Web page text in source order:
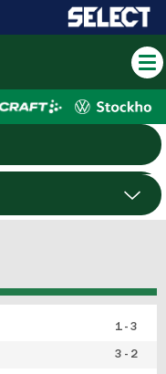
1 - 3
3 - 2